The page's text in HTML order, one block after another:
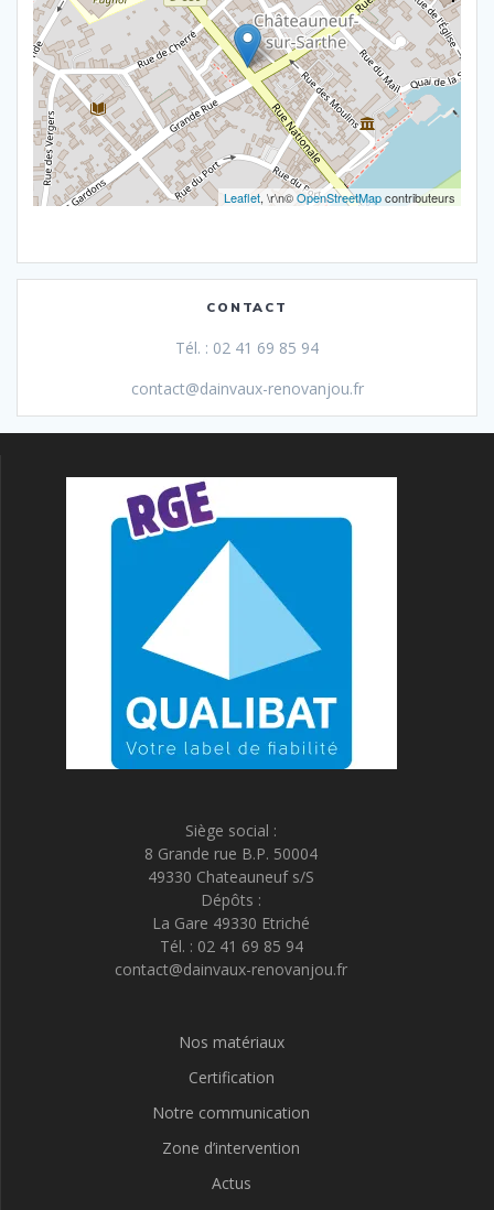
Leaflet, \r\n©OpenStreetMapcontributeurs
CONTACT
Tél. : 02 41 69 85 94
contact@dainvaux-renovanjou.fr
Siège social :
8 Grande rue B.P. 50004
49330 Chateauneuf s/S
Dépôts :
La Gare 49330 Etriché
Tél. : 02 41 69 85 94
contact@dainvaux-renovanjou.fr
Nos matériaux
Certification
Notre communication
Zone d’intervention
Actus